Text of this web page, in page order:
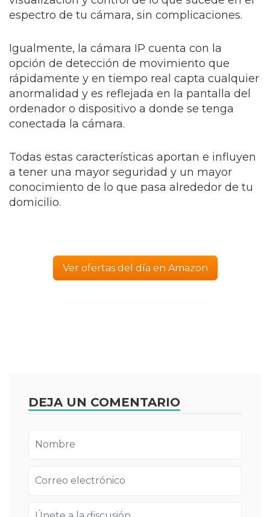
espectro de tu cámara, sin complicaciones.
Igualmente, la cámara IP cuenta con la
opción de detección de movimiento que
rápidamente y en tiempo real capta cualquier
anormalidad y es reflejada en la pantalla del
ordenador o dispositivo a donde se tenga
conectada la cámara.
Todas estas características aportan e influyen
a tener una mayor seguridad y un mayor
conocimiento de lo que pasa alrededor de tu
domicilio.
Ver ofertas del día en Amazon
DEJA UN COMENTARIO